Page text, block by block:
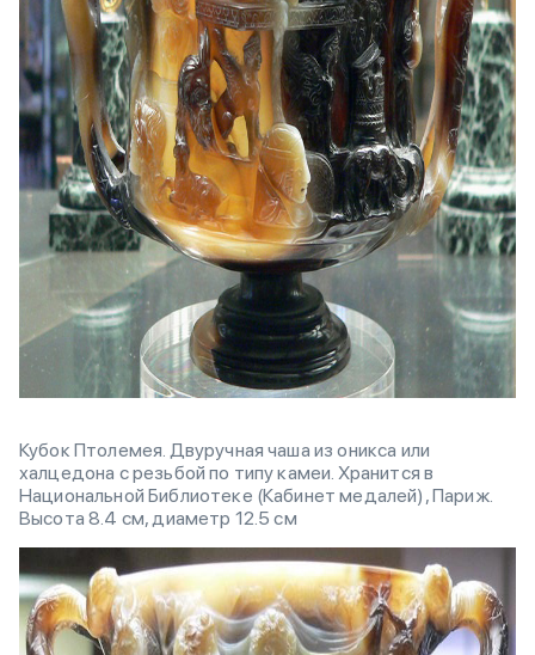
Кубок Птолемея. Двуручная чаша из оникса или
халцедона с резьбой по типу камеи. Хранится в
Национальной Библиотеке (Кабинет медалей), Париж.
Высота 8.4 см, диаметр 12.5 см